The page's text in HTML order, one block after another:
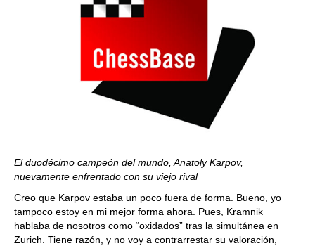
El duodécimo campeón del mundo, Anatoly Karpov,
nuevamente enfrentado con su viejo rival
Creo que Karpov estaba un poco fuera de forma. Bueno, yo
tampoco estoy en mi mejor forma ahora. Pues, Kramnik
hablaba de nosotros como “oxidados” tras la simultánea en
Zurich. Tiene razón, y no voy a contrarrestar su valoración,